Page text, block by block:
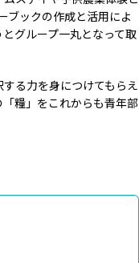
ブックの作成と活用によ
グループ一丸となって取
る力を身につけてもらえ
糧」をこれからも青年部